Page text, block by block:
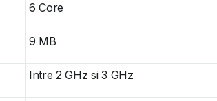
6 Core
9 MB
Intre 2 GHz si 3 GHz